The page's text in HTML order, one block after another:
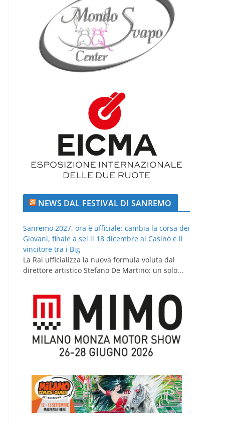
NEWS DAL FESTIVAL DI SANREMO
Sanremo 2027, ora è ufficiale: cambia la corsa dei
Giovani, finale a sei il 18 dicembre al Casinò e il
vincitore tra i Big
La Rai ufficializza la nuova formula voluta dal
direttore artistico Stefano De Martino: un solo...